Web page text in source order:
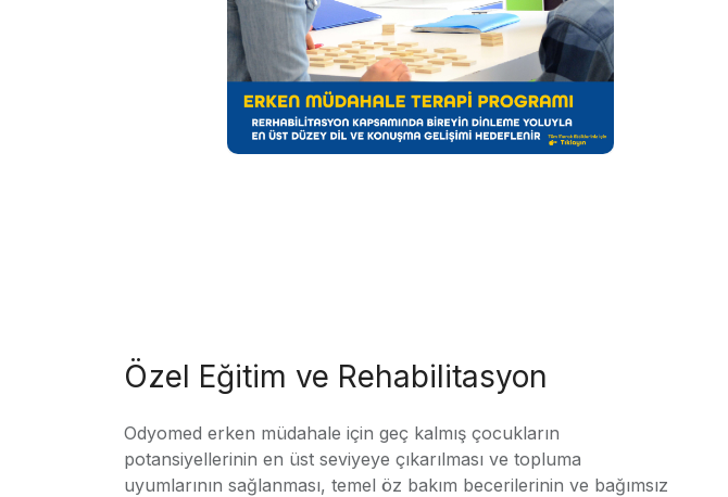
Özel Eğitim ve Rehabilitasyon
Odyomed erken müdahale için geç kalmış çocukların
potansiyellerinin en üst seviyeye çıkarılması ve topluma
uyumlarının sağlanması, temel öz bakım becerilerinin ve bağımsız